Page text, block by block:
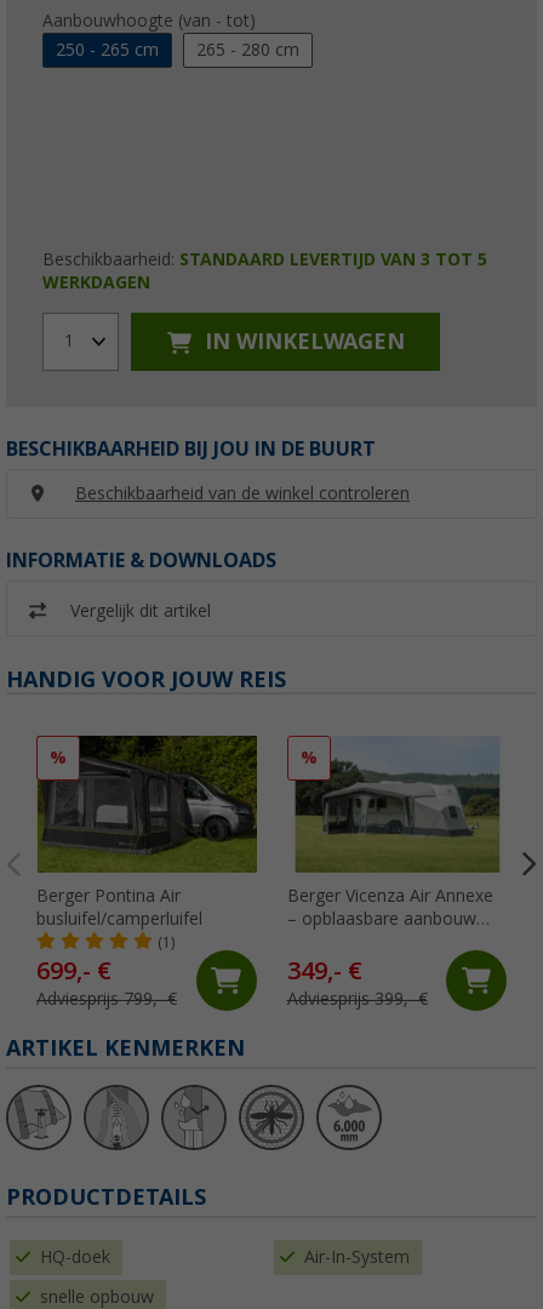
Aanbouwhoogte (van - tot)
250 - 265 cm
265 - 280 cm
Beschikbaarheid: STANDAARD LEVERTIJD VAN 3 TOT 5
WERKDAGEN
1 IN WINKELWAGEN
BESCHIKBAARHEID BIJ JOU IN DE BUURT
Beschikbaarheid van de winkel controleren
INFORMATIE & DOWNLOADS
Vergelijk dit artikel
HANDIG VOOR JOUW REIS
%
Berger Pontina Air
busluifel/camperluifel
(1)
699,- €
Adviesprijs 799,- €
%
Berger Vicenza Air Annexe
– opblaasbare aanbouw
349,- €
Adviesprijs 399,- €
ARTIKEL KENMERKEN
PRODUCTDETAILS
HQ-doek Air-In-System
snelle opbouw